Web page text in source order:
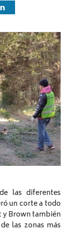
las diferentes
un corte a todo
y Brown también
las zonas más